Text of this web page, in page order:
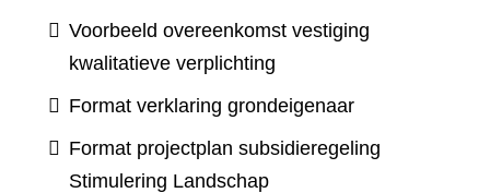
naar
website)
Voorbeeld overeenkomst vestiging
kwalitatieve verplichting
Format verklaring grondeigenaar
Format projectplan subsidieregeling
Stimulering Landschap